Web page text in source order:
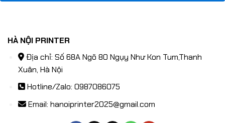
HÀ NỘI PRINTER
Địa chỉ: Số 68A Ngõ 80 Ngụy Như Kon Tum,Thanh
Xuân, Hà Nội
Hotline/Zalo: 0987086075
Email: hanoiprinter2025@gmail.com